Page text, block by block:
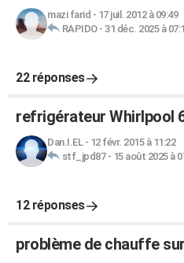
mazi farid - 17 juil. 2012 à 09:49
RAPIDO- 31 déc. 2025 à
22 réponses
refrigérateur Whirlpool
Dan.I.EL- 12 févr. 2015 à 11:22
stf_jpd87- 15 août 2025 à
12 réponses
problème de chauffe